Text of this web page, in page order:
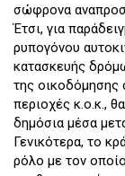
σώφρονα
Έτσι, για
ρυπογόνου
κατασκευής
της οικοδόμησης
περιοχές κ.ο.κ.,
δημόσια μέσα
Γενικότερα, το
ρόλο με τον